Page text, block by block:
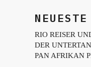
RIO REISER
DER UNTERTAN
PAN AFRIKAN